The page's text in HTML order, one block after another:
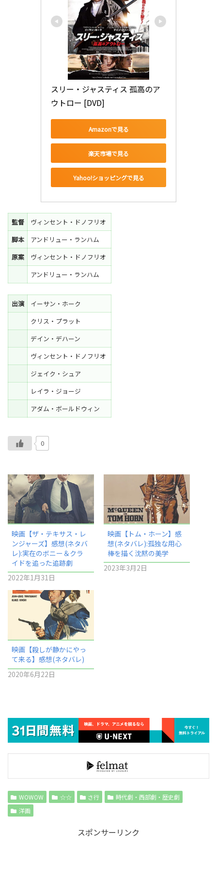
スリー・ジャスティス 孤高のア
ウトロー [DVD]
Amazonで見る
楽天市場で見る
Yahoo!ショッピングで見る
監督
ヴィンセント・ドノフリオ
脚本
アンドリュー・ランハム
原案
ヴィンセント・ドノフリオ
アンドリュー・ランハム
出演
イーサン・ホーク
クリス・プラット
デイン・デハーン
ヴィンセント・ドノフリオ
ジェイク・シュア
レイラ・ジョージ
アダム・ボールドウィン
0
映画【ザ・テキサス・レ
ンジャーズ】感想(ネタバ
レ):実在のボニー＆クラ
イドを追った追跡劇
2022年1月31日
映画【トム・ホーン】感
想(ネタバレ):孤独な用心
棒を描く沈黙の美学
2023年3月2日
映画【殺しが静かにやっ
て来る】感想(ネタバレ)
2020年6月22日
WOWOW ☆☆ さ行
時代劇・西部劇・歴史劇
洋画
スポンサーリンク